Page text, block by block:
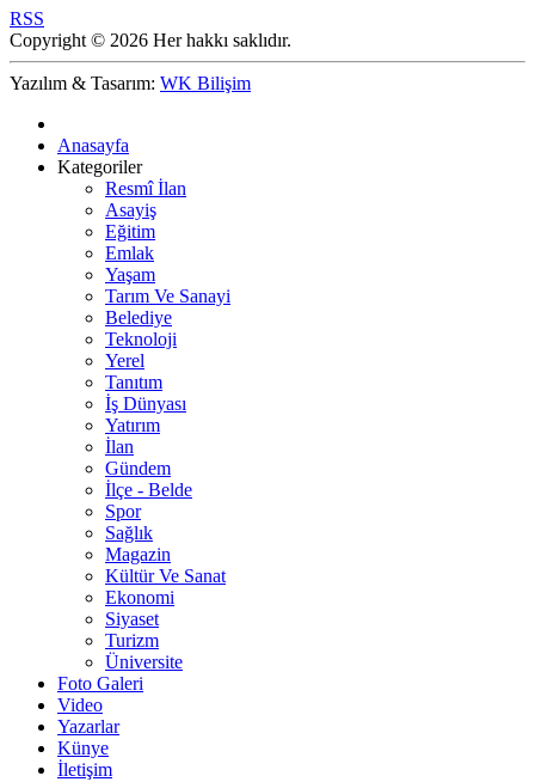
RSS
Copyright © 2026 Her hakkı saklıdır.
Yazılım & Tasarım: WK Bilişim
Anasayfa
Kategoriler
Resmî İlan
Asayiş
Eğitim
Emlak
Yaşam
Tarım Ve Sanayi
Belediye
Teknoloji
Yerel
Tanıtım
İş Dünyası
Yatırım
İlan
Gündem
İlçe - Belde
Spor
Sağlık
Magazin
Kültür Ve Sanat
Ekonomi
Siyaset
Turizm
Üniversite
Foto Galeri
Video
Yazarlar
Künye
İletişim